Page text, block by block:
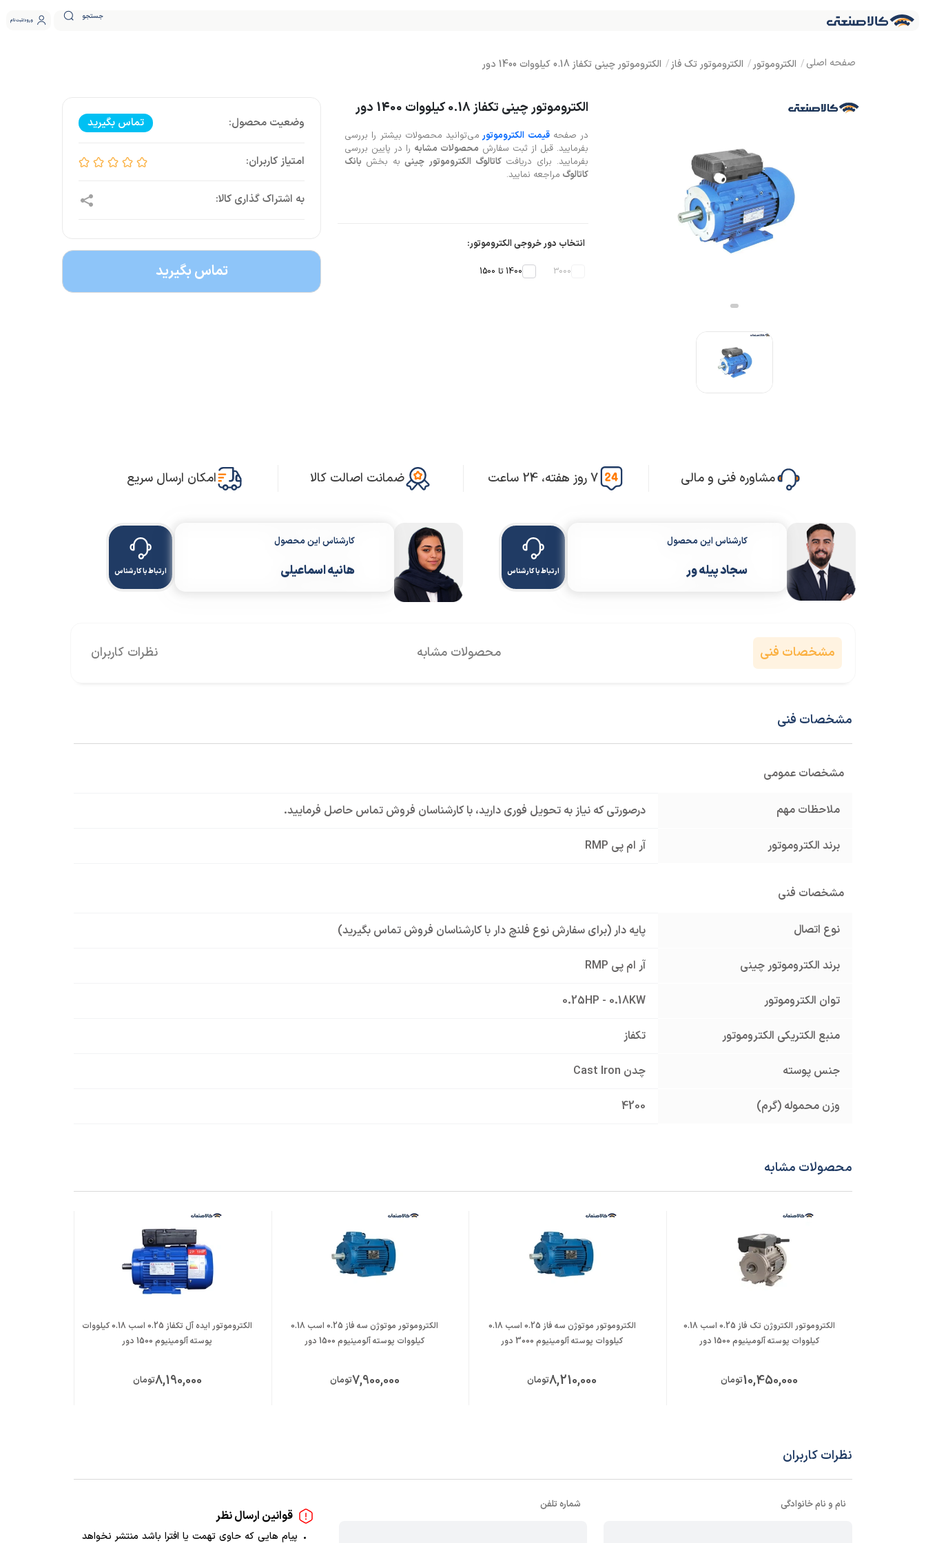
جستجو ورود ثبت نام
الکتروموتور الکتروموتور تک فاز الکتروموتور چینی تکفاز 0.18 کیلووات 1400 دور
الکتروموتور چینی تکفاز 0.18 کیلووات 1400 دور
در صفحهقیمت الکتروموتور می‌توانید محصولات بیشتر را بررسی
بفرمایید. قبل از ثبت سفارش محصولات مشابه را در پایین بررسی
بفرمایید. برای دریافت کاتالوگ الکتروموتور چینی به بخش بانک
کاتالوگ مراجعه نمایید.
انتخاب دور خروجی الکتروموتور:
3000 1400 تا 1500
تماس بگیرید
تماس بگیرید
مشاوره فنی و مالی 7 روز هفته، 24 ساعت ضمانت اصالت کالا امکان ارسال سریع
کارشناس این محصول
سجاد پیله ور ارتباط با کارشناس
کارشناس این محصول
هانیه اسماعیلی ارتباط با کارشناس
مشخصات فنی محصولات مشابه نظرات کاربران
مشخصات فنی
مشخصات عمومی
ملاحظات مهم درصورتی که نیاز به تحویل فوری دارید، با کارشناسان فروش تماس حاصل فرمایید.
برند الکتروموتور آر ام پی RMP
مشخصات فنی
نوع اتصال پایه دار (برای سفارش نوع فلنچ دار با کارشناسان فروش تماس بگیرید)
برند الکتروموتور چینی آر ام پی RMP
توان الکتروموتور 0.25HP - 0.18KW
منبع الکتریکی الکتروموتور تکفاز
جنس پوسته چدن Cast Iron
وزن محموله (گرم) 4200
محصولات مشابه
الکتروموتور الکتروژن تک فاز 0.25 اسب 0.18
کیلووات پوسته آلومینیوم 1500 دور
10,450,000تومان
الکتروموتور موتوژن سه فاز 0.25 اسب 0.18
کیلووات پوسته آلومینیوم 3000 دور
8,210,000تومان
الکتروموتور موتوژن سه فاز 0.25 اسب 0.18
کیلووات پوسته آلومینیوم 1500 دور
7,900,000تومان
الکتروموتور ایده آل تکفاز 0.25 اسب 0.18 کیلووات
پوسته آلومینیوم 1500 دور
8,190,000تومان
نظرات کاربران
قوانین ارسال نظر
پیام هایی که حاوی تهمت یا افترا باشد منتشر نخواهد
نام و نام خانوادگی شماره تلفن